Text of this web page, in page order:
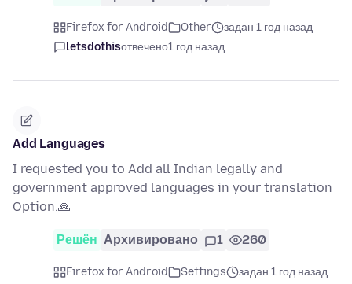
Firefox for Android Other
задан 1 год назад
letsdothisотвечено1 год назад
Add Languages
I requested you to Add all Indian legally and
government approved languages in your translation
Option.🙏
Решён Архивировано 1 260
Firefox for Android Settings
задан 1 год назад